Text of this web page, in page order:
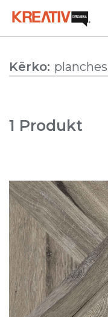
for:Kërko:
1 Produkt